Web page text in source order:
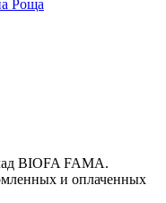
Роща
BIOFA FAMA.
и оплаченных